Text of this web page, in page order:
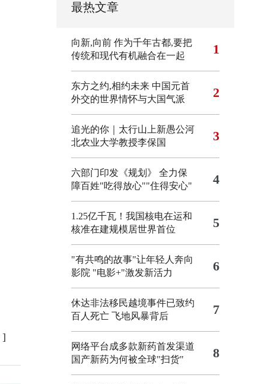
]
最热文章
向新,向前 作为千年古都,要把
传统和现代有机融合在一起
1
东方之约,相约未来 中国元首
外交的世界情怀与大国气派
2
追光的你｜太行山上新愚公河
北农业大学教授李保国
3
六部门印发《规划》 全力保
障百姓"吃得放心""住得安心"
4
1.25亿千瓦！我国核电在运和
核准在建规模居世界首位
5
"有共鸣的故事"让年轻人奔向
影院 "电影+"激发新活力 6
休达非法移民越境事件已致约
百人死亡 飞地风暴背后 7
网络平台成多款新药首发渠道
国产新药为何被全球"扫货"
8